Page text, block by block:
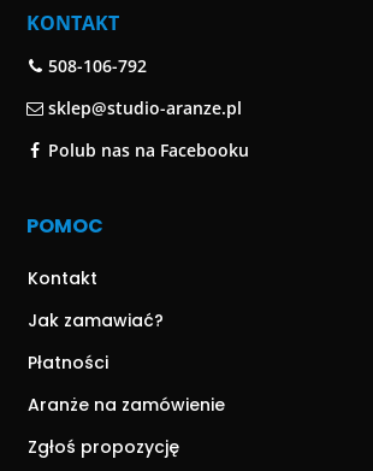
KONTAKT
508-106-792
sklep@studio-aranze.pl
Polub nas na Facebooku
POMOC
Kontakt
Jak zamawiać?
Płatności
Aranże na zamówienie
Zgłoś propozycję